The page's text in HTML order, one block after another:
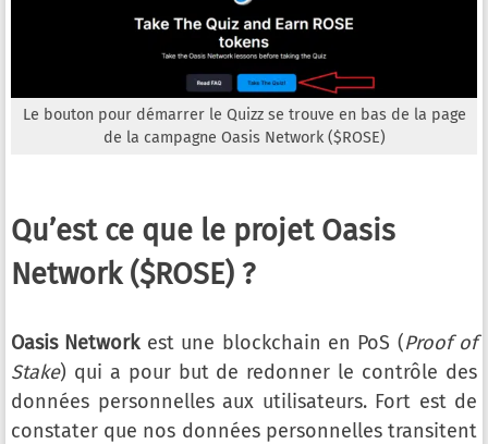
Le bouton pour démarrer le Quizz se trouve en bas de la page
de la campagne Oasis Network ($ROSE)
Qu’est ce que le projet Oasis
Network ($ROSE) ?
Oasis Networkest une blockchain en PoS (Proof of
Stake) qui a pour but de redonner le contrôle des
données personnelles aux utilisateurs. Fort est de
constater que nos données personnelles transitent